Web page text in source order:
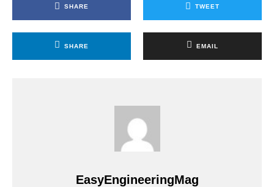
SHARE TWEET
SHARE EMAIL
EasyEngineeringMag